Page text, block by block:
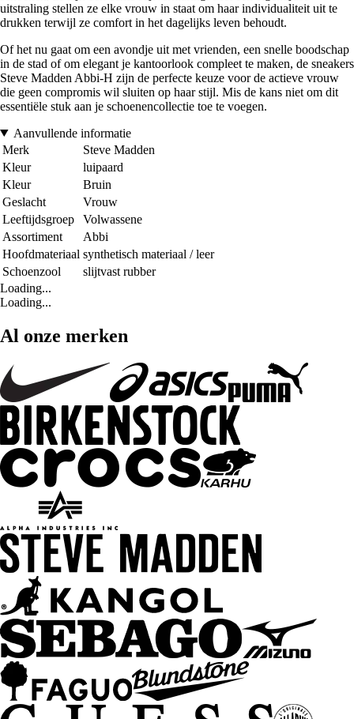
uitstraling stellen ze elke vrouw in staat om haar individualiteit uit te
drukken terwijl ze comfort in het dagelijks leven behoudt.
Of het nu gaat om een avondje uit met vrienden, een snelle boodschap
in de stad of om elegant je kantoorlook compleet te maken, de sneakers
Steve Madden Abbi-H zijn de perfecte keuze voor de actieve vrouw
die geen compromis wil sluiten op haar stijl. Mis de kans niet om dit
essentiële stuk aan je schoenencollectie toe te voegen.
Aanvullende informatie
Merk
Steve Madden
Kleur
luipaard
Kleur
Bruin
Geslacht
Vrouw
Leeftijdsgroep
Volwassene
Assortiment
Abbi
Hoofdmateriaal synthetisch materiaal / leer
Schoenzool
slijtvast rubber
Loading...
Loading...
Al onze merken